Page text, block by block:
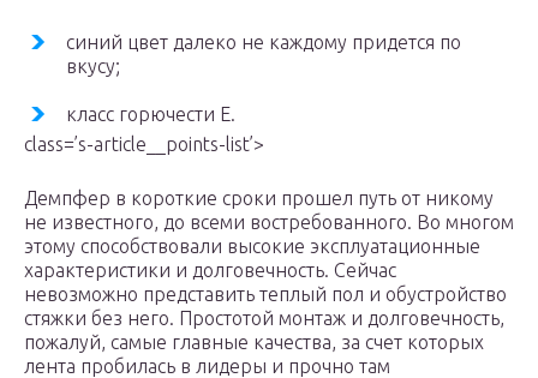
синий цвет далеко не каждому придется по
вкусу;
класс горючести Е.
class=’s-article__points-list’>
Демпфер в короткие сроки прошел путь от никому
не известного, до всеми востребованного. Во многом
этому способствовали высокие эксплуатационные
характеристики и долговечность. Сейчас
невозможно представить теплый пол и обустройство
стяжки без него. Простотой монтаж и долговечность,
пожалуй, самые главные качества, за счет которых
лента пробилась в лидеры и прочно там